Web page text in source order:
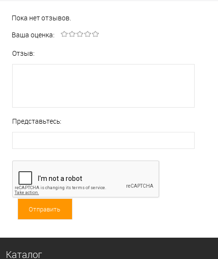
Пока нет отзывов.
Ваша оценка:
Отзыв:
Представьтесь:
Каталог